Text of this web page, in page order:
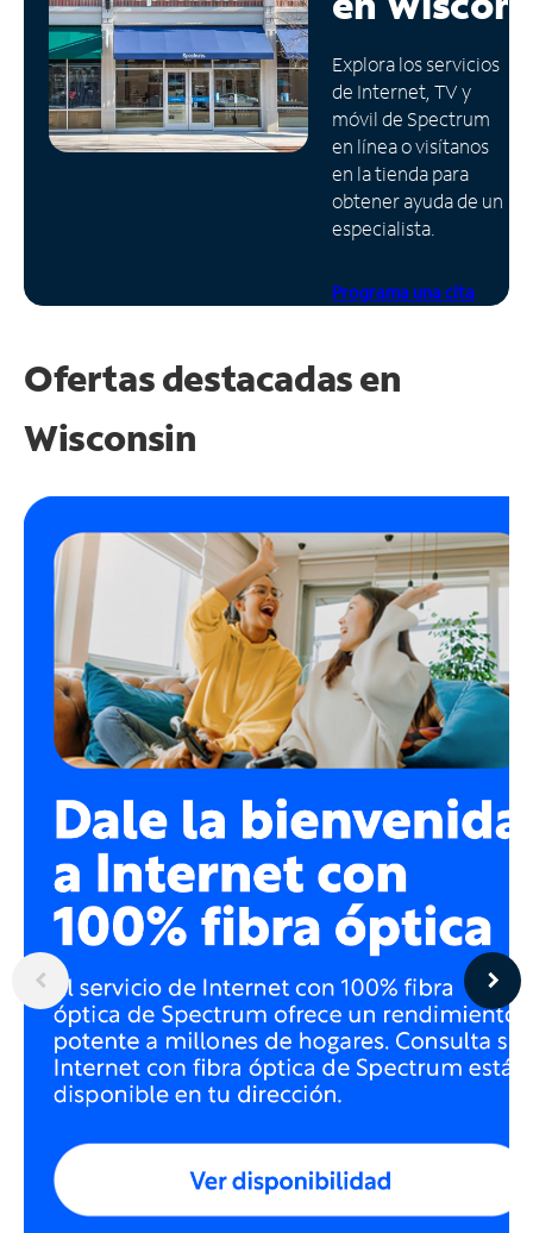
Administrar
cuenta
Encuentra
una
tienda
Explora los servicios
de Internet, TV y
móvil de Spectrum
en línea o visítanos
en la tienda para
obtener ayuda de un
especialista.
Programa una cita
Ofertas destacadas en
Wisconsin